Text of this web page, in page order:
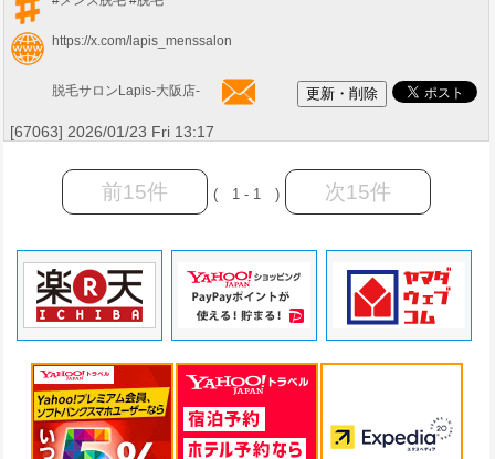
https://x.com/lapis_menssalon
脱毛サロンLapis-大阪店-
[67063] 2026/01/23 Fri 13:17
前15件 ( 1 - 1 ) 次15件